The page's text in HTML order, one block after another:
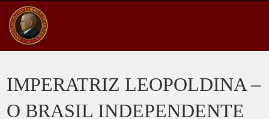
para
conteúdo
IMPERATRIZ LEOPOLDINA –
O BRASIL INDEPENDENTE